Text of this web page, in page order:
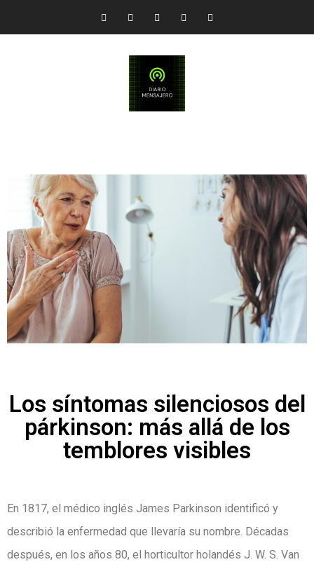
Los síntomas silenciosos del
párkinson: más allá de los
temblores visibles
En 1817, el médico inglés James Parkinson identificó y
describió la enfermedad que llevaría su nombre. Décadas
después, en los años 80, el horticultor holandés J. W. S. Van